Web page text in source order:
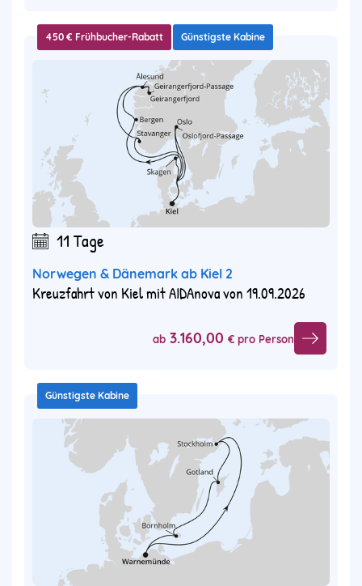
450 € Frühbucher-Rabatt Günstigste Kabine
11 Tage
Norwegen & Dänemark ab Kiel 2
Kreuzfahrt von Kiel mit AIDAnova von 19.09.2026
ab 3.160,00 € pro Person
Günstigste Kabine